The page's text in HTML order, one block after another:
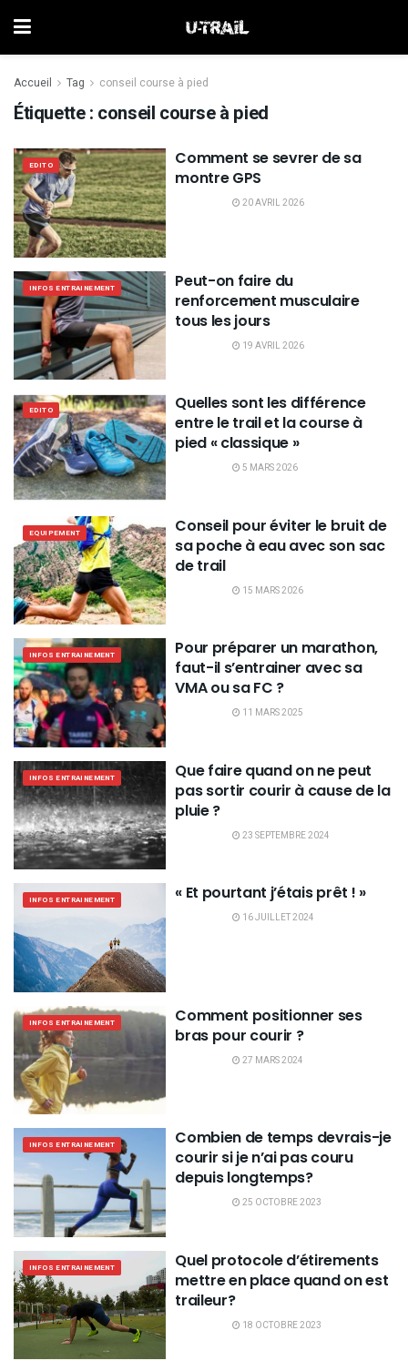
Accueil Tag conseil course à pied
Étiquette : conseil course à pied
EDITO
Comment se sevrer de sa
montre GPS
20 AVRIL 2026
INFOS ENTRAINEMENT
Peut-on faire du
renforcement musculaire
tous les jours
19 AVRIL 2026
EDITO
Quelles sont les différence
entre le trail et la course à
pied « classique »
5 MARS 2026
EQUIPEMENT
Conseil pour éviter le bruit de
sa poche à eau avec son sac
de trail
15 MARS 2026
INFOS ENTRAINEMENT
Pour préparer un marathon,
faut-il s’entrainer avec sa
VMA ou sa FC ?
11 MARS 2025
INFOS ENTRAINEMENT
Que faire quand on ne peut
pas sortir courir à cause de la
pluie ?
23 SEPTEMBRE 2024
INFOS ENTRAINEMENT « Et pourtant j’étais prêt ! »
16 JUILLET 2024
INFOS ENTRAINEMENT
Comment positionner ses
bras pour courir ?
27 MARS 2024
INFOS ENTRAINEMENT
Combien de temps devrais-je
courir si je n’ai pas couru
depuis longtemps?
25 OCTOBRE 2023
INFOS ENTRAINEMENT
Quel protocole d’étirements
mettre en place quand on est
traileur?
18 OCTOBRE 2023